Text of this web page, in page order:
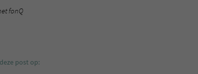
fonQ
post op: